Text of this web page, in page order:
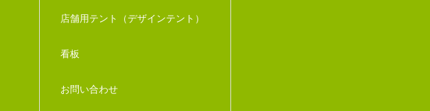
店舗用テント（デザインテント）
看板
お問い合わせ